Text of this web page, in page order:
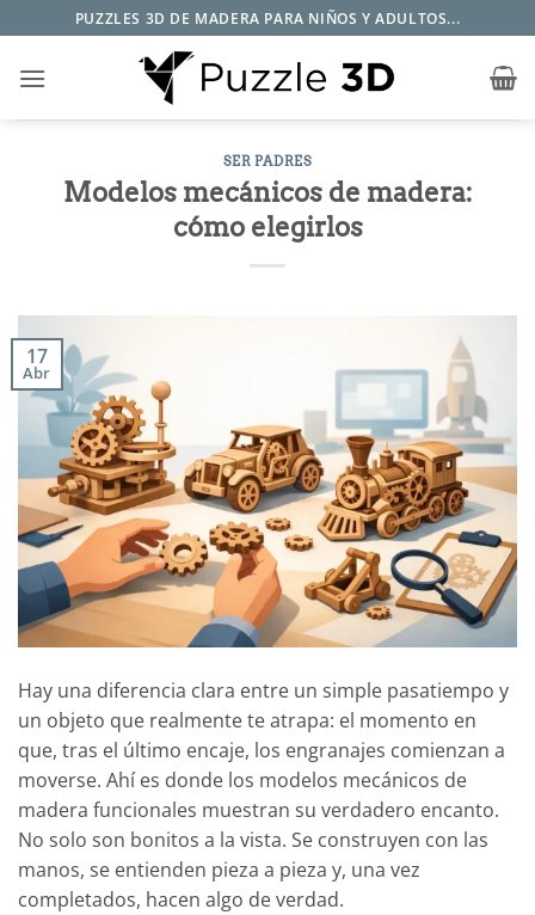
al
contenido
PUZZLES 3D DE MADERA PARA NIÑOS Y ADULTOS...
SER PADRES
Modelos mecánicos de madera:
cómo elegirlos
17
Abr
Hay una diferencia clara entre un simple pasatiempo y
un objeto que realmente te atrapa: el momento en
que, tras el último encaje, los engranajes comienzan a
moverse. Ahí es donde los modelos mecánicos de
madera funcionales muestran su verdadero encanto.
No solo son bonitos a la vista. Se construyen con las
manos, se entienden pieza a pieza y, una vez
completados, hacen algo de verdad.